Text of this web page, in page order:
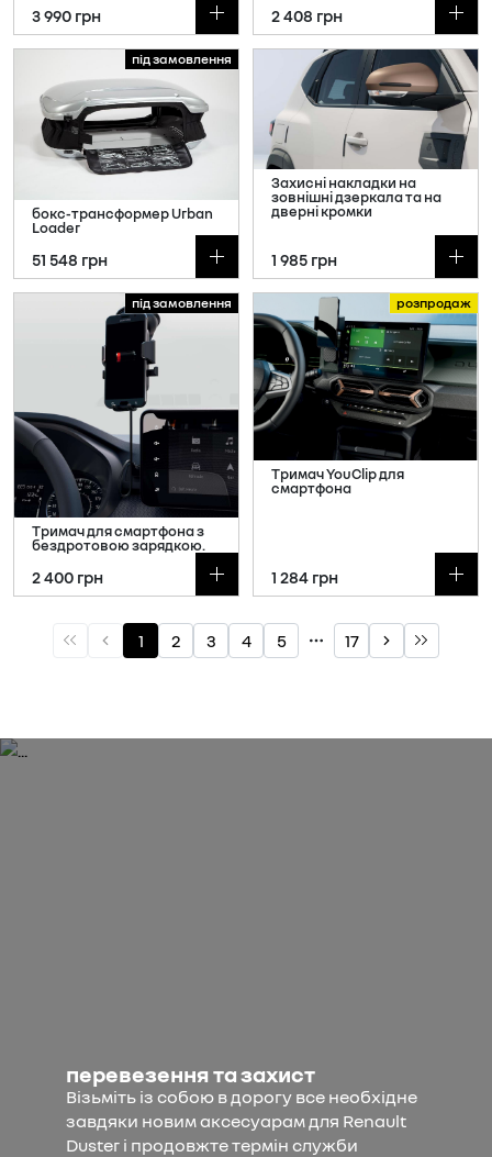
перевезення та захист
Візьміть із собою в дорогу все необхідне
завдяки новим аксесуарам для Renault
Duster і продовжте термін служби